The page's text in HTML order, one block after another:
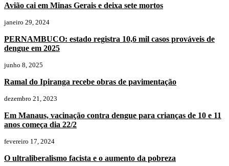
Avião cai em Minas Gerais e deixa sete mortos
janeiro 29, 2024
PERNAMBUCO: estado registra 10,6 mil casos prováveis de
dengue em 2025
junho 8, 2025
Ramal do Ipiranga recebe obras de pavimentação
dezembro 21, 2023
Em Manaus, vacinação contra dengue para crianças de 10 e 11
anos começa dia 22/2
fevereiro 17, 2024
O ultraliberalismo facista e o aumento da pobreza